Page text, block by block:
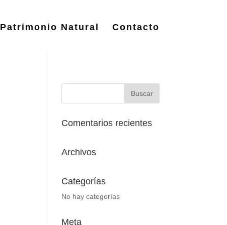
Patrimonio Natural Contacto
Comentarios recientes
Archivos
Categorías
No hay categorías
Meta